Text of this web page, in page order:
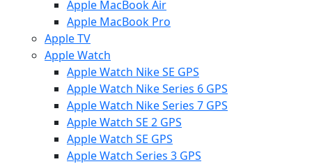
Apple MacBook Air
Apple MacBook Pro
Apple TV
Apple Watch
Apple Watch Nike SE GPS
Apple Watch Nike Series 6 GPS
Apple Watch Nike Series 7 GPS
Apple Watch SE 2 GPS
Apple Watch SE GPS
Apple Watch Series 3 GPS